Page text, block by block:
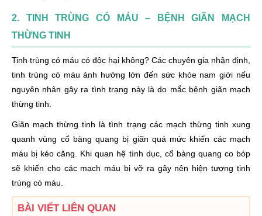
2. TINH TRÙNG CÓ MÁU – BỆNH GIÃN MẠCH
THỪNG TINH
Tinh trùng có máu có độc hại không? Các chuyên gia nhận định,
tinh trùng có máu ảnh hưởng lớn đến sức khỏe nam giới nếu
nguyên nhân gây ra tình trạng này là do mắc bệnh giãn mạch
thừng tinh.
Giãn mạch thừng tinh là tình trạng các mạch thừng tinh xung
quanh vùng cổ bàng quang bị giãn quá mức khiến các mạch
máu bị kéo căng. Khi quan hệ tình dục, cổ bàng quang co bóp
sẽ khiến cho các mạch máu bị vỡ ra gây nên hiện tượng tinh
trùng có máu.
BÀI VIẾT LIÊN QUAN